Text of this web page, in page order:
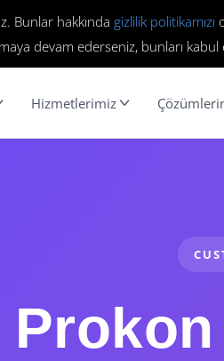
Bunlar hakkında gizlilik politikamızı
devam ederseniz, bunları
Hizmetlerimiz